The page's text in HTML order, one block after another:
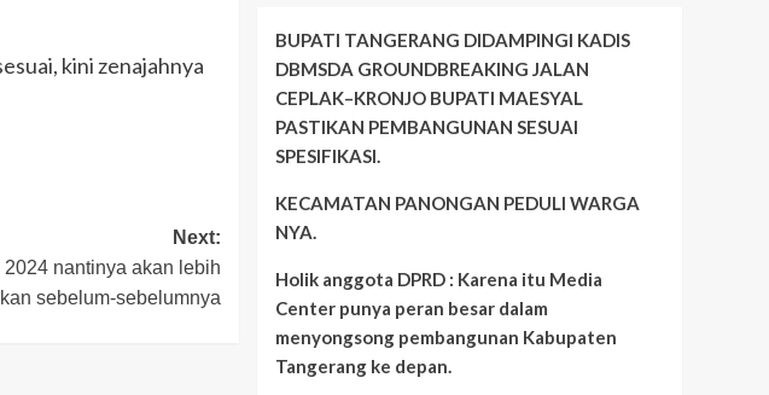
kini zenajahnya
Next:
nantinya akan lebih
sebelum-sebelumnya
BUPATI TANGERANG DIDAMPINGI KADIS
DBMSDA GROUNDBREAKING JALAN
CEPLAK–KRONJO BUPATI MAESYAL
PASTIKAN PEMBANGUNAN SESUAI
SPESIFIKASI.
KECAMATAN PANONGAN PEDULI WARGA
NYA.
Holik anggota DPRD : Karena itu Media
Center punya peran besar dalam
menyongsong pembangunan Kabupaten
Tangerang ke depan.